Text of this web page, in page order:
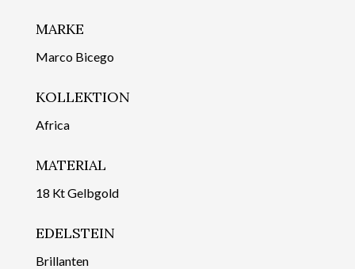
MARKE
Marco Bicego
KOLLEKTION
Africa
MATERIAL
18 Kt Gelbgold
EDELSTEIN
Brillanten